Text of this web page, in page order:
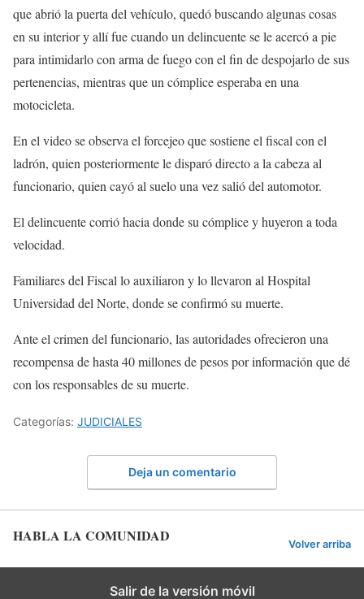
que abrió la puerta del vehículo, quedó buscando algunas cosas
en su interior y allí fue cuando un delincuente se le acercó a pie
para intimidarlo con arma de fuego con el fin de despojarlo de sus
pertenencias, mientras que un cómplice esperaba en una
motocicleta.
En el video se observa el forcejeo que sostiene el fiscal con el
ladrón, quien posteriormente le disparó directo a la cabeza al
funcionario, quien cayó al suelo una vez salió del automotor.
El delincuente corrió hacia donde su cómplice y huyeron a toda
velocidad.
Familiares del Fiscal lo auxiliaron y lo llevaron al Hospital
Universidad del Norte, donde se confirmó su muerte.
Ante el crimen del funcionario, las autoridades ofrecieron una
recompensa de hasta 40 millones de pesos por información que dé
con los responsables de su muerte.
Categorías: JUDICIALES
Deja un comentario
HABLA LA COMUNIDAD Volver arriba
Salir de la versión móvil